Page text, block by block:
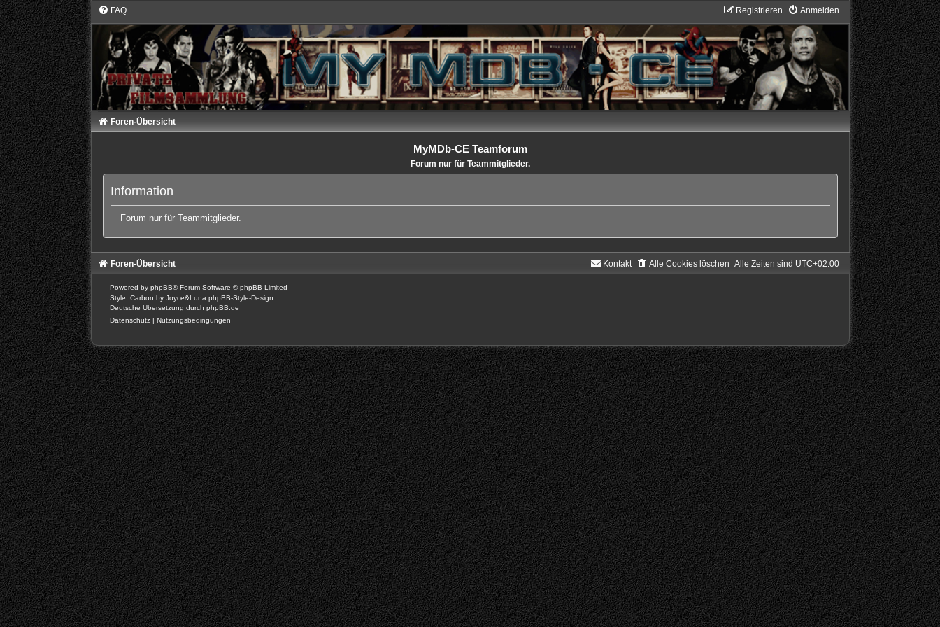
FAQ Anmelden
Registrieren
Foren-Übersicht
MyMDb-CE Teamforum
Forum nur für Teammitglieder.
Information
Forum nur für Teammitglieder.
Foren-Übersicht Alle Zeiten sind UTC+02:00
Alle Cookies löschen
Kontakt
Powered by phpBB® Forum Software © phpBB Limited
Style: Carbon by Joyce&Luna phpBB-Style-Design
Deutsche Übersetzung durch phpBB.de
Datenschutz | Nutzungsbedingungen